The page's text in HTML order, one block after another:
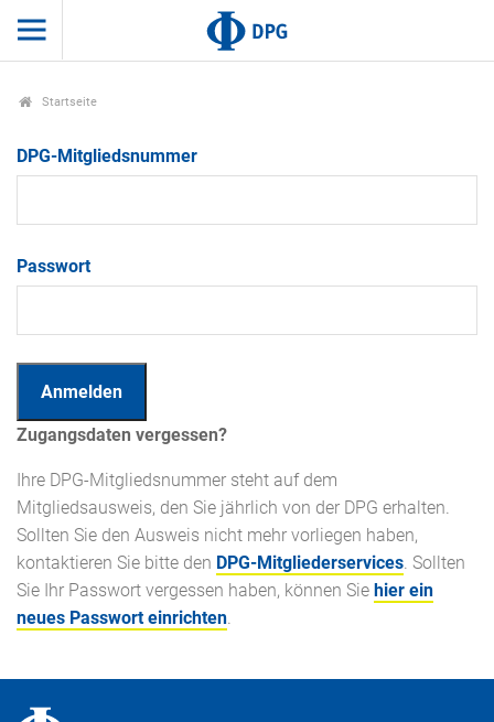
Startseite
DPG-Mitgliedsnummer
Passwort
Zugangsdaten vergessen?
Ihre DPG-Mitgliedsnummer steht auf dem
Mitgliedsausweis, den Sie jährlich von der DPG erhalten.
Sollten Sie den Ausweis nicht mehr vorliegen haben,
kontaktieren Sie bitte den DPG-Mitgliederservices . Sollten
Sie Ihr Passwort vergessen haben, können Sie hier ein
neues Passwort einrichten